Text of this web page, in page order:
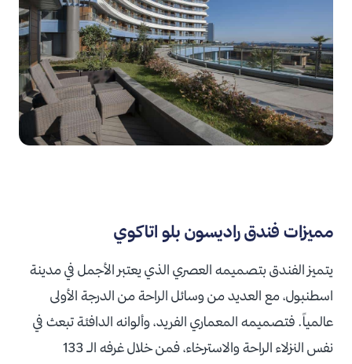
مميزات فندق راديسون بلو اتاكوي
يتميز الفندق بتصميمه العصري الذي يعتبر الأجمل في مدينة
اسطنبول، مع العديد من وسائل الراحة من الدرجة الأولى
عالمياً. فتصميمه المعماري الفريد، وألوانه الدافئة تبعث في
نفس النزلاء الراحة والاسترخاء، فمن خلال غرفه الـ 133